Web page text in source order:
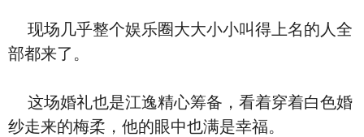
现场几乎整个娱乐圈大大小小叫得上名的人全
部都来了。
这场婚礼也是江逸精心筹备，看着穿着白色婚
纱走来的梅柔，他的眼中也满是幸福。